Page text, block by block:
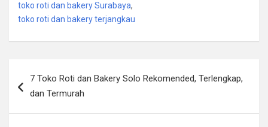
toko roti dan bakery Surabaya,
toko roti dan bakery terjangkau
navigation
7 Toko Roti dan Bakery Solo Rekomended, Terlengkap,
dan Termurah